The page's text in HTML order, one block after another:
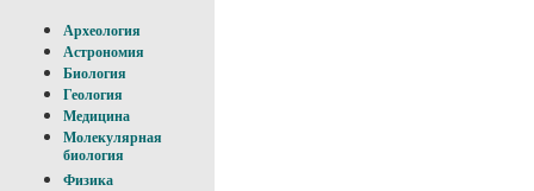
Археология
Астрономия
Биология
Геология
Медицина
Молекулярная
биология
Физика